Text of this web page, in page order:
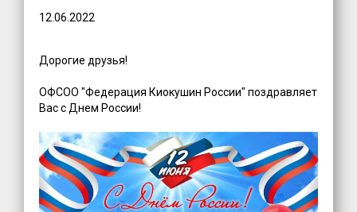
12.06.2022
Дорогие друзья!
ОФСОО "Федерация Киокушин России" поздравляет
Вас с Днем России!